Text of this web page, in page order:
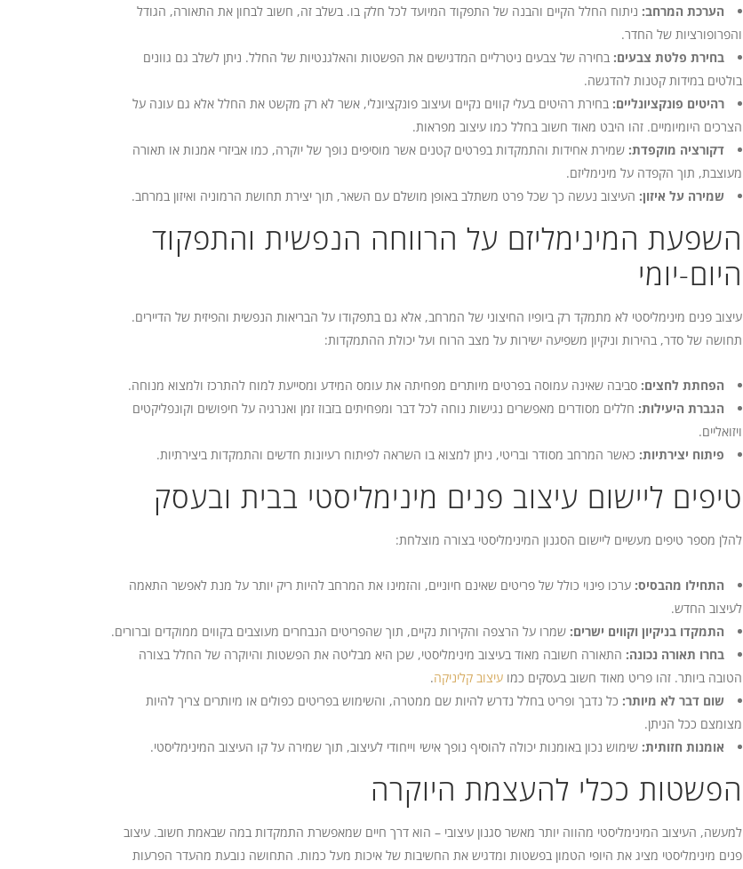
הערכת המרחב: ניתוח החלל הקיים והבנה של התפקוד המיועד לכל חלק בו. בשלב זה, חשוב לבחון את התאורה, הגודל
והפרופורציות של החדר.
בחירת פלטת צבעים: בחירה של צבעים ניטרליים המדגישים את הפשטות והאלגנטיות של החלל. ניתן לשלב גם גוונים
בולטים במידות קטנות להדגשה.
רהיטים פונקציונליים: בחירת רהיטים בעלי קווים נקיים ועיצוב פונקציונלי, אשר לא רק מקשט את החלל אלא גם עונה על
הצרכים היומיומיים. זהו היבט מאוד חשוב בחלל כמו עיצוב מפראות.
דקורציה מוקפדת: שמירת אחידות והתמקדות בפרטים קטנים אשר מוסיפים נופך של יוקרה, כמו אביזרי אמנות או תאורה
מעוצבת, תוך הקפדה על מינימליזם.
שמירה על איזון: העיצוב נעשה כך שכל פרט משתלב באופן מושלם עם השאר, תוך יצירת תחושת הרמוניה ואיזון במרחב.
השפעת המינימליזם על הרווחה הנפשית והתפקוד
היום-יומי
עיצוב פנים מינימליסטי לא מתמקד רק ביופיו החיצוני של המרחב, אלא גם בתפקודו על הבריאות הנפשית והפיזית של הדיירים.
תחושה של סדר, בהירות וניקיון משפיעה ישירות על מצב הרוח ועל יכולת ההתמקדות:
הפחתת לחצים: סביבה שאינה עמוסה בפרטים מיותרים מפחיתה את עומס המידע ומסייעת למוח להתרכז ולמצוא מנוחה.
הגברת היעילות: חללים מסודרים מאפשרים נגישות נוחה לכל דבר ומפחיתים בזבוז זמן ואנרגיה על חיפושים וקונפליקטים
ויזואליים.
פיתוח יצירתיות: כאשר המרחב מסודר ובריטי, ניתן למצוא בו השראה לפיתוח רעיונות חדשים והתמקדות ביצירתיות.
טיפים ליישום עיצוב פנים מינימליסטי בבית ובעסק
להלן מספר טיפים מעשיים ליישום הסגנון המינימליסטי בצורה מוצלחת:
התחילו מהבסיס: ערכו פינוי כולל של פריטים שאינם חיוניים, והזמינו את המרחב להיות ריק יותר על מנת לאפשר התאמה
לעיצוב החדש.
התמקדו בניקיון וקווים ישרים: שמרו על הרצפה והקירות נקיים, תוך שהפריטים הנבחרים מעוצבים בקווים ממוקדים וברורים.
בחרו תאורה נכונה: התאורה חשובה מאוד בעיצוב מינימליסטי, שכן היא מבליטה את הפשטות והיוקרה של החלל בצורה
הטובה ביותר. זהו פריט מאוד חשוב בעסקים כמו עיצוב קליניקה.
שום דבר לא מיותר: כל נדבך ופריט בחלל נדרש להיות שם ממטרה, והשימוש בפריטים כפולים או מיותרים צריך להיות
מצומצם ככל הניתן.
אומנות חזותית: שימוש נכון באומנות יכולה להוסיף נופך אישי וייחודי לעיצוב, תוך שמירה על קו העיצוב המינימליסטי.
הפשטות ככלי להעצמת היוקרה
למעשה, העיצוב המינימליסטי מהווה יותר מאשר סגנון עיצובי – הוא דרך חיים שמאפשרת התמקדות במה שבאמת חשוב. עיצוב
פנים מינימליסטי מציג את היופי הטמון בפשטות ומדגיש את החשיבות של איכות מעל כמות. התחושה נובעת מהעדר הפרעות